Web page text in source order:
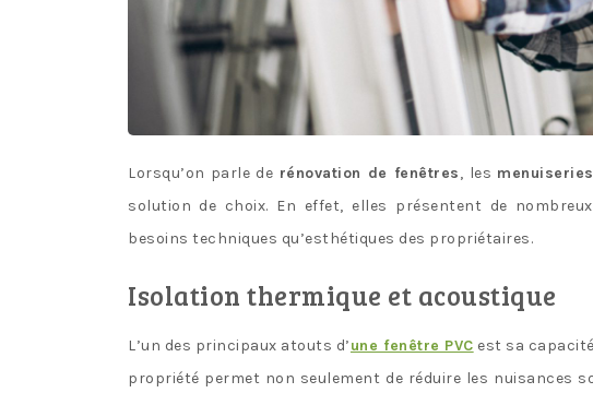
Lorsqu’on parle de rénovation de fenêtres, les
solution de choix. En effet, elles présentent de
besoins techniques qu’esthétiques des propriétaires.
Isolation thermique et acoustique
L’un des principaux atouts d’une fenêtre PVC est sa capacité
propriété permet non seulement de réduire les nuisances